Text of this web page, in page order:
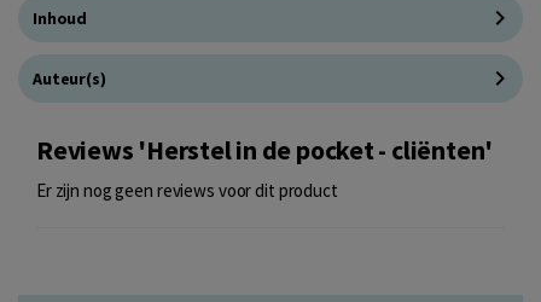
Inhoud
Auteur(s)
Reviews 'Herstel in de pocket - cliënten'
Er zijn nog geen reviews voor dit product